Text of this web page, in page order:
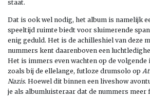
staat.
Dat is ook wel nodig, het album is namelijk
speeltijd ruimte biedt voor sluimerende
enig geduld. Het is de achilleshiel van deze
nummers kent daarenboven een
Het is immers even wachten op de
zoals bij de ellelange, futloze drumsolo op
Nazis. Hoewel dit binnen een liveshow
je als albumluisteraar dat de nummers meer